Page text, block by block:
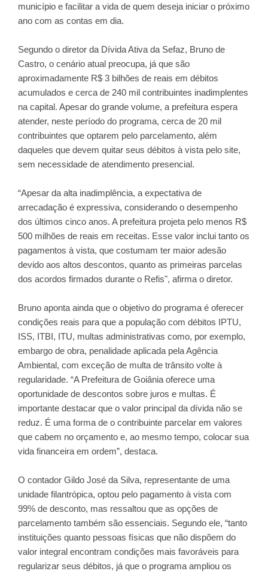
município e facilitar a vida de quem deseja iniciar o próximo
ano com as contas em dia.
Segundo o diretor da Dívida Ativa da Sefaz, Bruno de
Castro, o cenário atual preocupa, já que são
aproximadamente R$ 3 bilhões de reais em débitos
acumulados e cerca de 240 mil contribuintes inadimplentes
na capital. Apesar do grande volume, a prefeitura espera
atender, neste período do programa, cerca de 20 mil
contribuintes que optarem pelo parcelamento, além
daqueles que devem quitar seus débitos à vista pelo site,
sem necessidade de atendimento presencial.
“Apesar da alta inadimplência, a expectativa de
arrecadação é expressiva, considerando o desempenho
dos últimos cinco anos. A prefeitura projeta pelo menos R$
500 milhões de reais em receitas. Esse valor inclui tanto os
pagamentos à vista, que costumam ter maior adesão
devido aos altos descontos, quanto as primeiras parcelas
dos acordos firmados durante o Refis", afirma o diretor.
Bruno aponta ainda que o objetivo do programa é oferecer
condições reais para que a população com débitos IPTU,
ISS, ITBI, ITU, multas administrativas como, por exemplo,
embargo de obra, penalidade aplicada pela Agência
Ambiental, com exceção de multa de trânsito volte à
regularidade. “A Prefeitura de Goiânia oferece uma
oportunidade de descontos sobre juros e multas. É
importante destacar que o valor principal da dívida não se
reduz. É uma forma de o contribuinte parcelar em valores
que cabem no orçamento e, ao mesmo tempo, colocar sua
vida financeira em ordem”, destaca.
O contador Gildo José da Silva, representante de uma
unidade filantrópica, optou pelo pagamento à vista com
99% de desconto, mas ressaltou que as opções de
parcelamento também são essenciais. Segundo ele, “tanto
instituições quanto pessoas físicas que não dispõem do
valor integral encontram condições mais favoráveis para
regularizar seus débitos, já que o programa ampliou os